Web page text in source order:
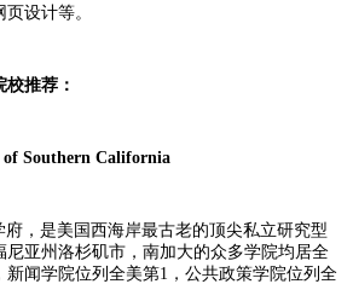
设计等。
推荐：
Southern California
府，是美国西海岸最古老的顶尖私立研究型
尼亚州洛杉矶市，南加大的众多学院均居全
新闻学院位列全美第1，公共政策学院位列全